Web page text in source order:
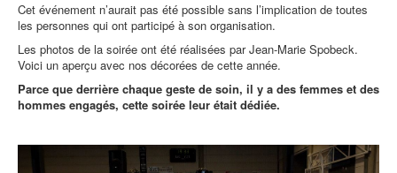
Cet événement n’aurait pas été possible sans l’implication de toutes
les personnes qui ont participé à son organisation.
Les photos de la soirée ont été réalisées par Jean-Marie Spobeck.
Voici un aperçu avec nos décorées de cette année.
Parce que derrière chaque geste de soin, il y a des femmes et des
hommes engagés, cette soirée leur était dédiée.